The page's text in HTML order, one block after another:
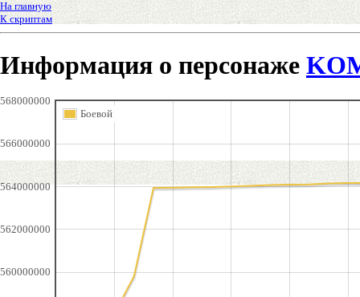
На главную
К скриптам
Информация о персонаже
560000000
562000000
564000000
566000000
568000000
Боевой